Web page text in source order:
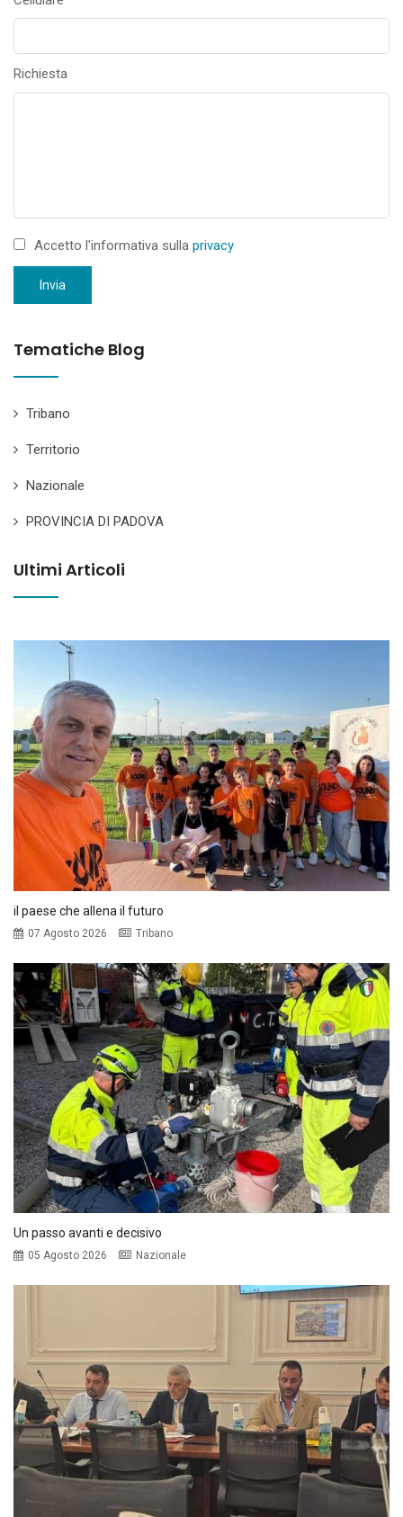
Richiesta
Accetto l'informativa sulla privacy
Invia
Tematiche Blog
Tribano
Territorio
Nazionale
PROVINCIA DI PADOVA
Ultimi Articoli
il paese che allena il futuro
07 Agosto 2026 Tribano
Un passo avanti e decisivo
05 Agosto 2026 Nazionale